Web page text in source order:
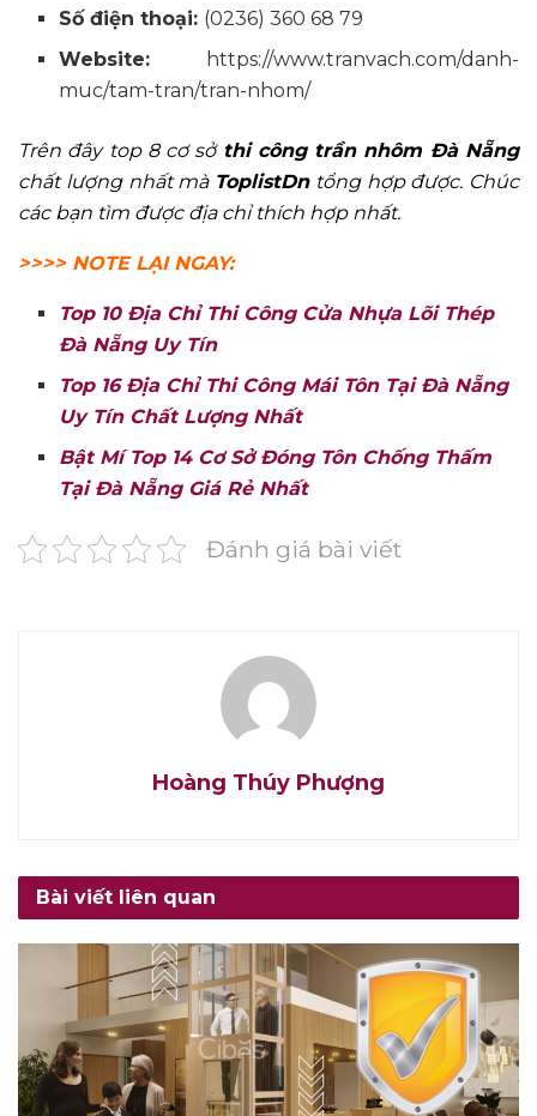
Số điện thoại: (0236) 360 68 79
Website:
https://www.tranvach.com/danh-
muc/tam-tran/tran-nhom/
Trên đây top 8 cơ sở thi công trần nhôm Đà Nẵng
chất lượng nhất mà ToplistDntổng hợp được. Chúc
các bạn tìm được địa chỉ thích hợp nhất.
>>>> NOTE LẠI NGAY:
Top 10 Địa Chỉ Thi Công Cửa Nhựa Lõi Thép
Đà Nẵng Uy Tín
Top 16 Địa Chỉ Thi Công Mái Tôn Tại Đà Nẵng
Uy Tín Chất Lượng Nhất
Bật Mí Top 14 Cơ Sở Đóng Tôn Chống Thấm
Tại Đà Nẵng Giá Rẻ Nhất
Đánh giá bài viết
Hoàng Thúy Phượng
Bài viết liên quan